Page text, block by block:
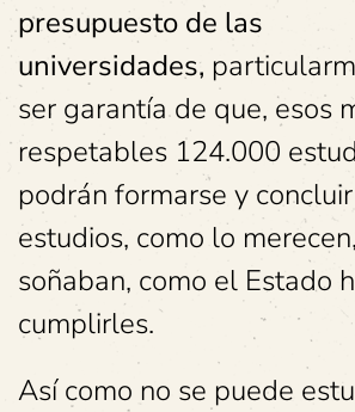
presupuesto de las
universidades,
ser garantía de que, esos
respetables 124.000
podrán formarse y
estudios, como lo
soñaban, como el Estado
cumplirles.
Así como no se puede